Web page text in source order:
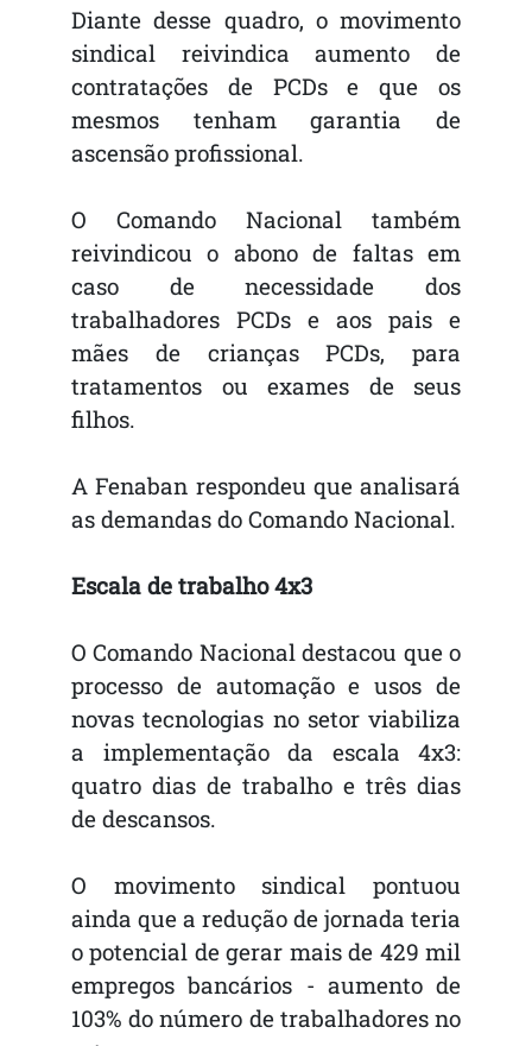
Diante desse quadro, o movimento
sindical reivindica aumento de
contratações de PCDs e que os
mesmos tenham garantia de
ascensão profissional.
O Comando Nacional também
reivindicou o abono de faltas em
caso de necessidade dos
trabalhadores PCDs e aos pais e
mães de crianças PCDs, para
tratamentos ou exames de seus
filhos.
A Fenaban respondeu que analisará
as demandas do Comando Nacional.
Escala de trabalho 4x3
O Comando Nacional destacou que o
processo de automação e usos de
novas tecnologias no setor viabiliza
a implementação da escala 4x3:
quatro dias de trabalho e três dias
de descansos.
O movimento sindical pontuou
ainda que a redução de jornada teria
o potencial de gerar mais de 429 mil
empregos bancários - aumento de
103% do número de trabalhadores no